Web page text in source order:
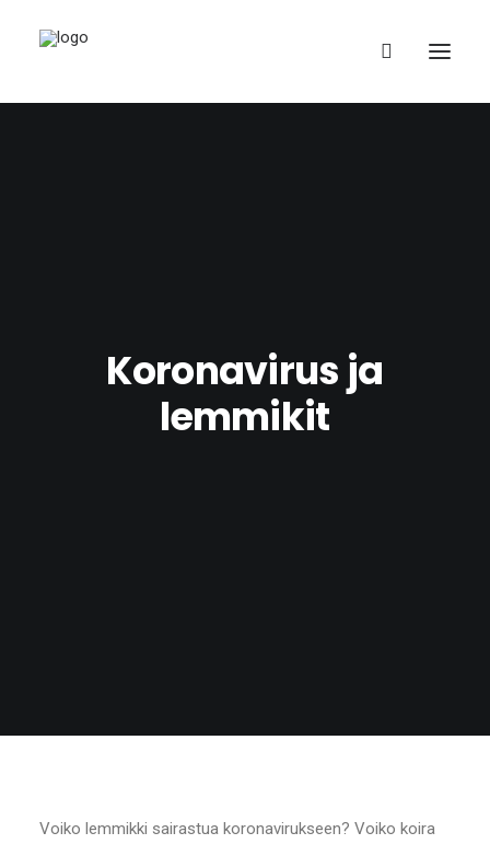
Koronavirus ja
lemmikit
Voiko lemmikki sairastua koronavirukseen? Voiko koira